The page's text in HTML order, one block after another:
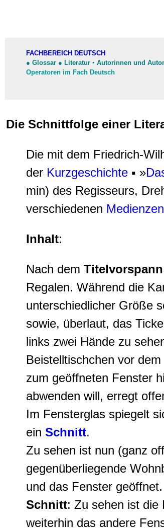
FACHBEREICH DEUTSCH
● Glossar ● Literatur ▪ Autorinnen und
Operatoren im Fach Deutsch
Die Schnittfolge einer
Die mit dem Friedrich-
der Kurzgeschichte ▪ »
min) des Regisseurs,
verschiedenen
Inhalt:
Nach dem Titelvorspann
Regalen. Während die
unterschiedlicher Größe
sowie, überlaut, das
links zwei Hände zu
Beistelltischchen vor
zum geöffneten Fenster
abwenden will, erregt
Im Fensterglas spiegelt
ein Schnitt.
Zu sehen ist nun (ganz
gegenüberliegende
und das Fenster geöffnet.
Schnitt: Zu sehen ist die
weiterhin das andere